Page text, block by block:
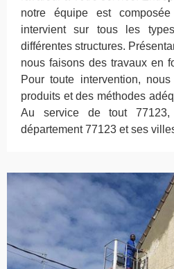
notre équipe est
intervient sur tous les
différentes structures.
nous faisons des travaux en
Pour toute intervention,
produits et des méthodes
Au service de tout
département 77123 et ses